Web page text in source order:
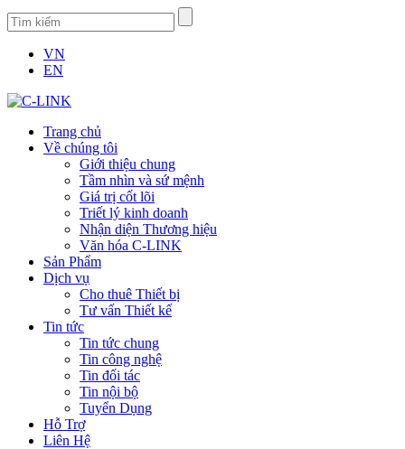
VN
EN
Trang chủ
Về chúng tôi
Giới thiệu chung
Tầm nhìn và sứ mệnh
Giá trị cốt lõi
Triết lý kinh doanh
Nhận diện Thương hiệu
Văn hóa C-LINK
Sản Phẩm
Dịch vụ
Cho thuê Thiết bị
Tư vấn Thiết kế
Tin tức
Tin tức chung
Tin công nghệ
Tin đối tác
Tin nội bộ
Tuyển Dụng
Hỗ Trợ
Liên Hệ